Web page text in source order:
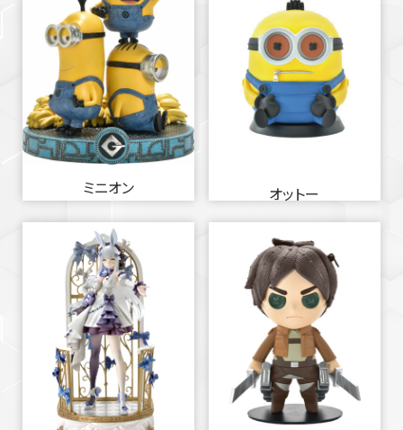
ミニオン オットー